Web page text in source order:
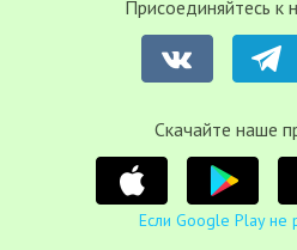
Присоединяйтесь к
Cкачайте наше
Если Google Play не